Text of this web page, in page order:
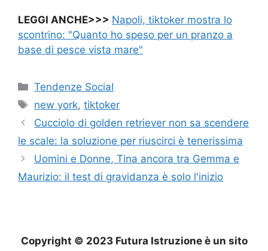
LEGGI ANCHE>>> Napoli, tiktoker mostra lo
scontrino: "Quanto ho speso per un pranzo a
base di pesce vista mare"
Categorie
Tendenze Social
Tag
new york,tiktoker
Cucciolo di golden retriever non sa scendere
le scale: la soluzione per riuscirci è tenerissima
Uomini e Donne, Tina ancora tra Gemma e
Maurizio: il test di gravidanza è solo l'inizio
Copyright © 2023 Futura Istruzione è un sito